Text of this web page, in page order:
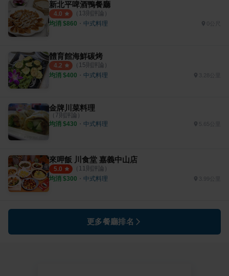
新北平啤酒鴨餐廳
4.0 （ 13則評論）
均消 $860 ・ 中式料理
體育館海鮮碳烤
4.2 （ 15則評論）
均消 $400 ・ 中式料理 3.28公里
金牌川菜料理
（ 7則評論）
均消 $430 ・ 中式料理 5.65公里
來呷飯 川食堂 嘉義中山店
5.0 （ 11則評論）
均消 $300 ・ 中式料理 3.99公里
更多餐廳排名